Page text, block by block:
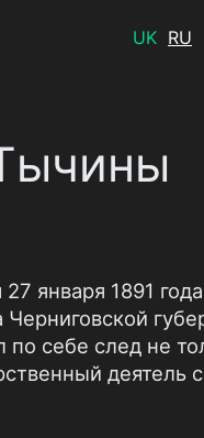
UK RU
января 1891
себе след не
деятель